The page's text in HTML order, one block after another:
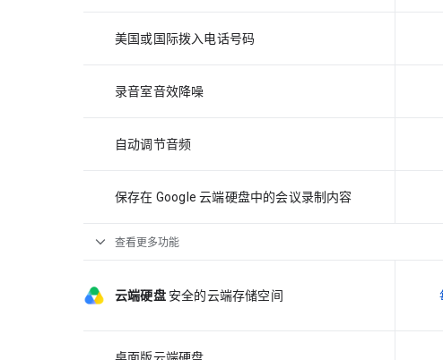
美国或国际拨入电话号码
录音室音效降噪
自动调节音频
保存在 Google 云端硬盘中的会议录制内容
expand_more 查看更多功能
云端硬盘 安全的云端存储空间